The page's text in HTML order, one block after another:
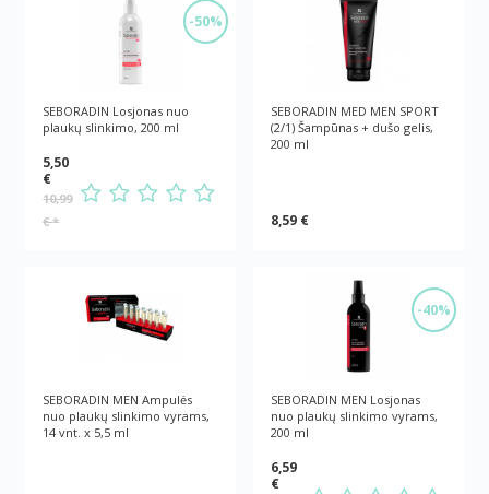
-50%
SEBORADIN Losjonas nuo
plaukų slinkimo, 200 ml
5,50
€
10,99
€*
SEBORADIN MED MEN SPORT
(2/1) Šampūnas + dušo gelis,
200 ml
8,59 €
SEBORADIN MEN Ampulės
nuo plaukų slinkimo vyrams,
14 vnt. x 5,5 ml
-40%
SEBORADIN MEN Losjonas
nuo plaukų slinkimo vyrams,
200 ml
6,59
€